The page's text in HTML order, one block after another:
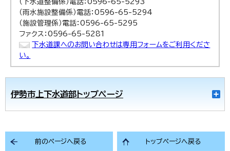
（雨水施設整備係）電話：0596-65-5294
（施設管理係）電話：0596-65-5295
ファクス：0596-65-5281
下水道課へのお問い合わせは専用フォームをご利用くださ
い。
伊勢市上下水道部トップページ
前のページへ戻る トップページへ戻る